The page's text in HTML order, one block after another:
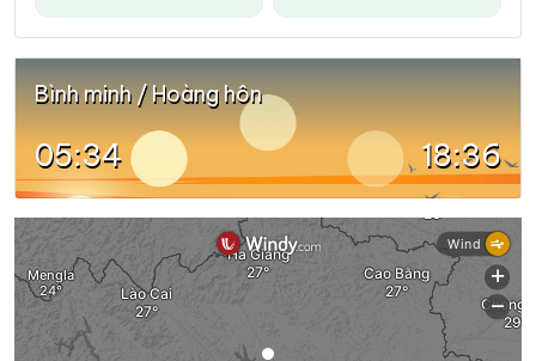
Bình minh / Hoàng hôn
05:34 18:36